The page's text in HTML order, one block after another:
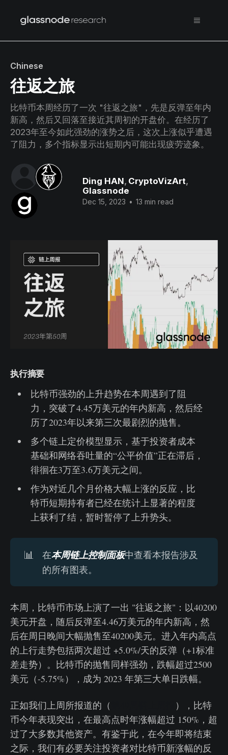
Chinese
往返之旅
比特币本周经历了一次 "往返之旅"，先是反弹至年内
新高，然后又回落至接近其周初的开盘价。在经历了
2023年至今如此强劲的涨势之后，这次上涨似乎遭遇
了阻力，多个指标显示出短期内可能出现疲劳迹象。
Ding HAN, CryptoVizArt,
Glassnode
Dec 15, 2023 • 13 min read
执行摘要
比特币强劲的上升趋势在本周遇到了阻
力，突破了4.45万美元的年内新高，然后经
历了2023年以来第三次最剧烈的抛售。
多个链上定价模型显示，基于投资者成本
基础和网络吞吐量的“公平价值”正在滞后，
徘徊在3万至3.6万美元之间。
作为对近几个月价格大幅上涨的反应，比
特币短期持有者已经在统计上显著的程度
上获利了结，暂时暂停了上升势头。
📊 在本周链上控制面板中查看本报告涉及
的所有图表。
本周，比特币市场上演了一出 "往返之旅"：以40200
美元开盘，随后反弹至4.46万美元的年内新高，然
后在周日晚间大幅抛售至40200美元。进入年内高点
的上行走势包括两次超过 +5.0%/天的反弹（+1标准
差走势）。比特币的抛售同样强劲，跌幅超过2500
美元（-5.75%），成为 2023 年第三大单日跌幅。
正如我们上周所报道的（
），比特
币今年表现突出，在最高点时年涨幅超过 150%，超
过了大多数其他资产。有鉴于此，在今年即将结束
之际，我们有必要关注投资者对比特币新涨幅的反